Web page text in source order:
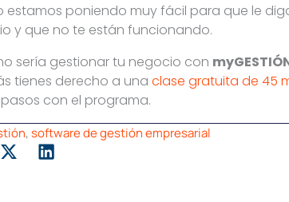
estamos poniendo muy fácil para que le
y que no te están funcionando.
sería gestionar tu negocio con
tienes derecho a una clase gratuita de 45
con el programa.
,software de gestión empresarial